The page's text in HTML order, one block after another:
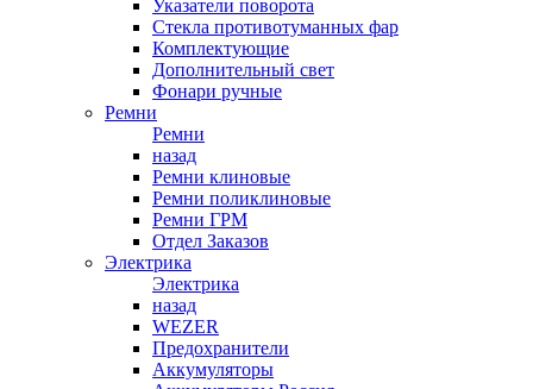
Указатели поворота
Стекла противотуманных фар
Комплектующие
Дополнительный свет
Фонари ручные
Ремни
Ремни
назад
Ремни клиновые
Ремни поликлиновые
Ремни ГРМ
Отдел Заказов
Электрика
Электрика
назад
WEZER
Предохранители
Аккумуляторы